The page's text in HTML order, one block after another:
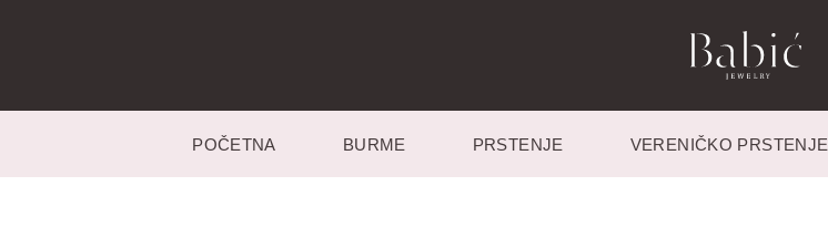
POČETNA BURME PRSTENJE VERENIČKO PRSTENJE